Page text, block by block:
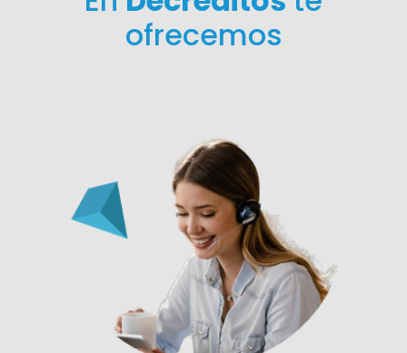
ofrecemos